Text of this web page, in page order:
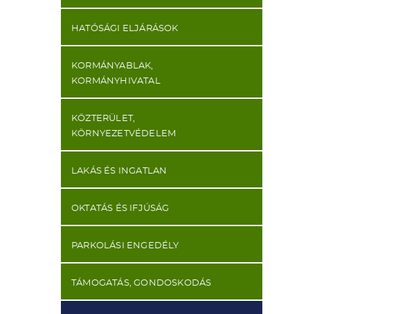
HATÓSÁGI ELJÁRÁSOK
KORMÁNYABLAK,
KORMÁNYHIVATAL
KÖZTERÜLET,
KÖRNYEZETVÉDELEM
LAKÁS ÉS INGATLAN
OKTATÁS ÉS IFJÚSÁG
PARKOLÁSI ENGEDÉLY
TÁMOGATÁS, GONDOSKODÁS